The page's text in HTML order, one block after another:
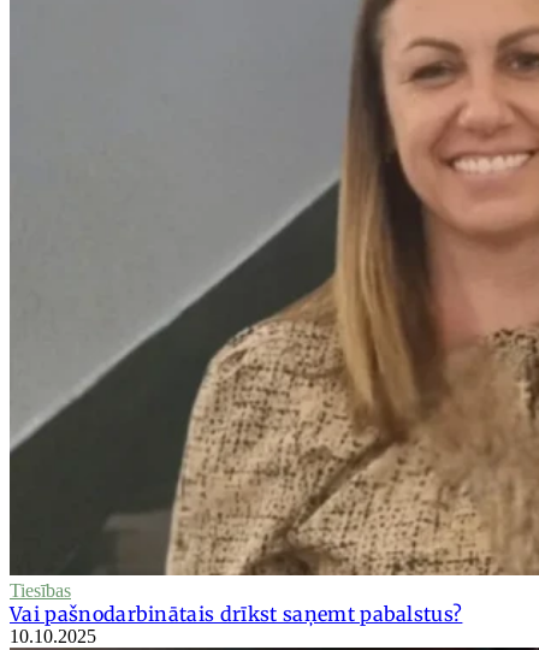
Tiesības
Vai pašnodarbinātais drīkst saņemt pabalstus?
10.10.2025